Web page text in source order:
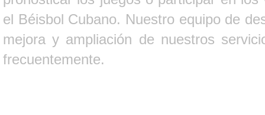
el Béisbol Cubano. Nuestro equipo de
mejora y ampliación de nuestros
frecuentemente.